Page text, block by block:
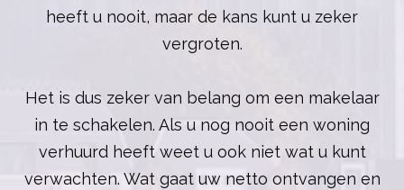
heeft u nooit, maar de kans kunt u zeker
vergroten.
Het is dus zeker van belang om een makelaar
in te schakelen. Als u nog nooit een woning
verhuurd heeft weet u ook niet wat u kunt
verwachten. Wat gaat uw netto ontvangen en